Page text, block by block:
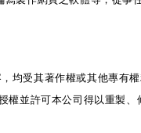
均受其著作權或其他專有權
並許可本公司得以重製